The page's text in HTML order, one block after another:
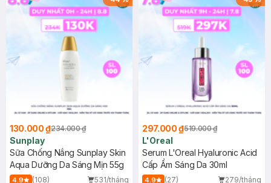
130.000 ₫234.000 ₫
Sunplay
Sữa Chống Nắng Sunplay Skin
Aqua Dưỡng Da Sáng Mịn 55g
4.9 (108)
531/tháng
297.000 ₫519.000 ₫
L'Oreal
Serum L'Oreal Hyaluronic Acid
Cấp Ẩm Sáng Da 30ml
4.9 (27)
279/tháng